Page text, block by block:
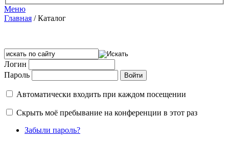
Меню
Главная /Каталог
Логин
Пароль
Автоматически входить при каждом посещении
Скрыть моё пребывание на конференции в этот раз
Забыли пароль?